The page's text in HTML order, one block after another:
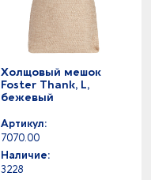
Холщовый мешок
Foster Thank, L,
бежевый
Артикул:
7070.00
Наличие:
3228